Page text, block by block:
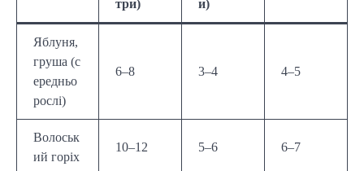
три) и)
Яблуня,
груша (с
ередньо
рослі)
6–8 3–4 4–5
Волоськ
ий горіх
10–12 5–6 6–7